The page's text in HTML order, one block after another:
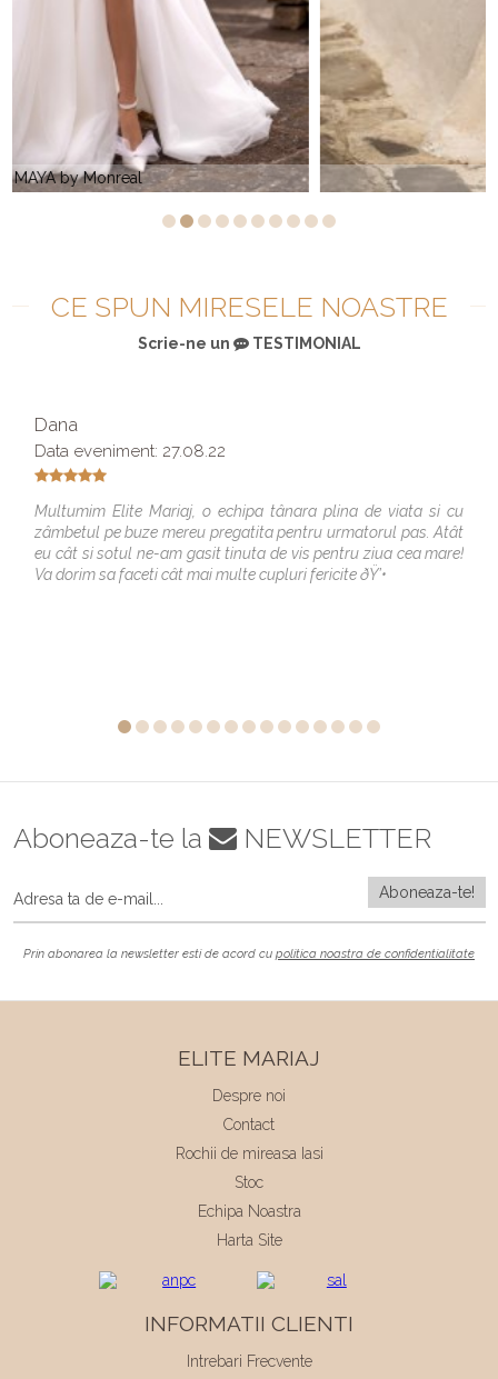
RUTH by Monreal
CE SPUN MIRESELE NOASTRE
Scrie-ne un TESTIMONIAL
Dana
Data eveniment: 27.08.22
Multumim Elite Mariaj, o echipa tânara plina de viata si cu
zâmbetul pe buze mereu pregatita pentru urmatorul pas. Atât
eu cât si sotul ne-am gasit tinuta de vis pentru ziua cea mare!
Va dorim sa faceti cât mai multe cupluri fericite ðŸ’•
Aboneaza-te la NEWSLETTER
Prin abonarea la newsletter esti de acord cu politica noastra de confidentialitate
ELITE MARIAJ
Despre noi
Contact
Rochii de mireasa Iasi
Stoc
Echipa Noastra
Harta Site
INFORMATII CLIENTI
Intrebari Frecvente